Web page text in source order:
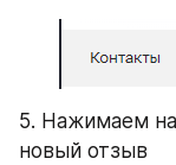
5. Нажимаем на
новый отзыв